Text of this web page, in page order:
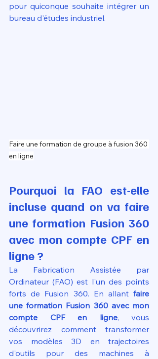
pour quiconque souhaite intégrer un
bureau d'études industriel.
Faire une formation de groupe à fusion 360
en ligne
Pourquoi la FAO est-elle
incluse quand on va faire
une formation Fusion 360
avec mon compte CPF en
ligne ?
La Fabrication Assistée par
Ordinateur (FAO) est l'un des points
forts de Fusion 360. En allant faire
une formation Fusion 360 avec mon
compte CPF en ligne, vous
découvrirez comment transformer
vos modèles 3D en trajectoires
d'outils pour des machines à